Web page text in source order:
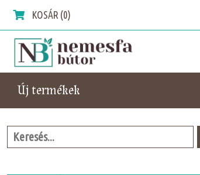
KOSÁR (0)
Új termékek